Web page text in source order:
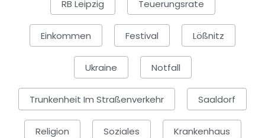
RB Leipzig Teuerungsrate
Einkommen Festival Lößnitz
Ukraine Notfall
Trunkenheit Im Straßenverkehr Saaldorf
Religion Soziales Krankenhaus